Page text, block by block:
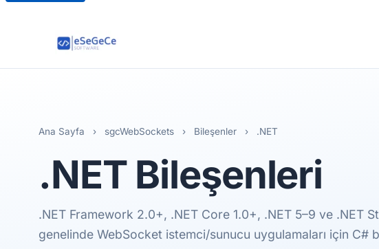
Ana Sayfa › sgcWebSockets › Bileşenler › .NET
.NETBileşenleri
.NET Framework 2.0+, .NET Core 1.0+, .NET 5–9 ve .NET
genelinde WebSocket istemci/sunucu uygulamaları için C#